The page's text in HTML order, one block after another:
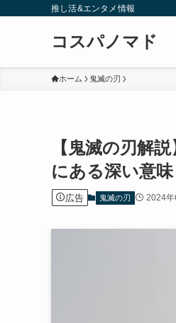
推し活&エンタメ情報
コスパノマド
ホーム 鬼滅の刃
【鬼滅の刃解
にある深い意味
広告 鬼滅の刃 2024